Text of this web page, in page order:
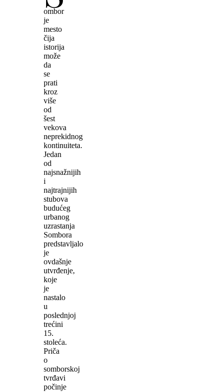
ombor
je
mesto
čija
istorija
može
da
se
prati
kroz
više
od
šest
vekova
neprekidnog
kontinuiteta.
Jedan
od
najsnažnijih
i
najtrajnijih
stubova
budućeg
urbanog
uzrastanja
Sombora
predstavljalo
je
ovdašnje
utvrđenje,
koje
je
nastalo
u
poslednjoj
trećini
15.
stoleća.
Priča
o
somborskoj
tvrđavi
počinje